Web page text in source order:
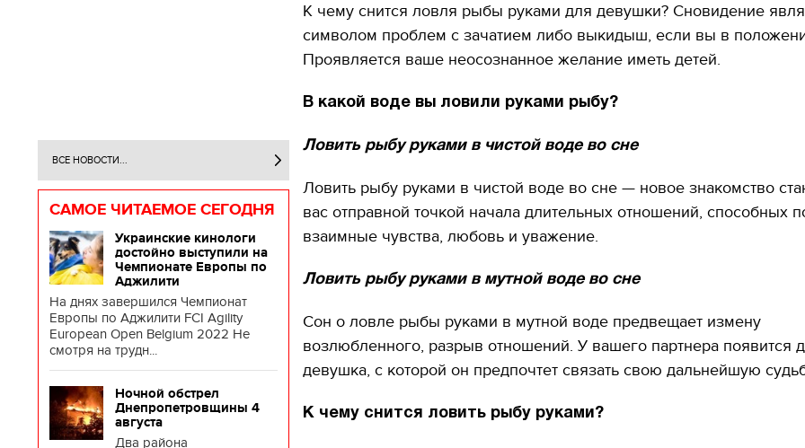
ВСЕ НОВОСТИ...
САМОЕ ЧИТАЕМОЕ СЕГОДНЯ
Украинские кинологи
достойно выступили на
Чемпионате Европы по
Аджилити
На днях завершился Чемпионат
Европы по Аджилити FCI Agility
European Open Belgium 2022 Не
смотря на трудн...
Ночной обстрел
Днепропетровщины 4
августа
Два района
К чему снится ловля рыбы руками для девушки? Сновидение
символом проблем с зачатием либо выкидыш, если вы в
Проявляется ваше неосознанное желание иметь детей.
В какой воде вы ловили руками рыбу?
Ловить рыбу руками в чистой воде во сне
Ловить рыбу руками в чистой воде во сне — новое знакомство
вас отправной точкой начала длительных отношений, способных
взаимные чувства, любовь и уважение.
Ловить рыбу руками в мутной воде во сне
Сон о ловле рыбы руками в мутной воде предвещает измену
возлюбленного, разрыв отношений. У вашего партнера появится
девушка, с которой он предпочтет связать свою дальнейшую
К чему снится ловить рыбу руками?